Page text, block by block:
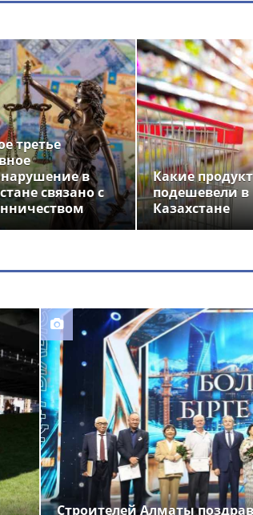
третье
в
связано с
Какие
подешевели в
Казахстане
Строителей Алматы